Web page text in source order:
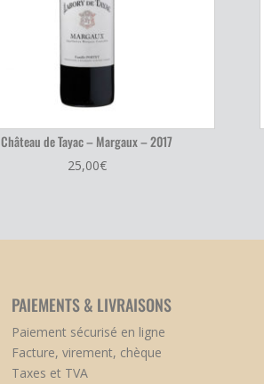
Château de Tayac – Margaux – 2017
25,00€
PAIEMENTS & LIVRAISONS
Paiement sécurisé en ligne
Facture, virement, chèque
Taxes et TVA